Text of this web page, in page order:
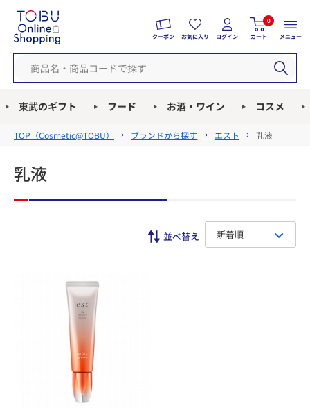
クーポン お気に入り ログイン
0
カート メニュー
東武のギフト フード お酒・ワイン コスメ
TOP（Cosmetic@TOBU） ブランドから探す エスト 乳液
乳液
新着順